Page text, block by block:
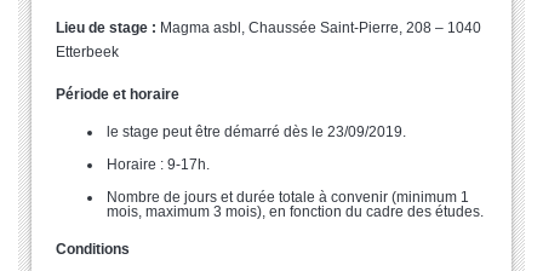
Lieu de stage : Magma asbl, Chaussée Saint-Pierre, 208 – 1040
Etterbeek
Période et horaire
le stage peut être démarré dès le 23/09/2019.
Horaire : 9-17h.
Nombre de jours et durée totale à convenir (minimum 1
mois, maximum 3 mois), en fonction du cadre des études.
Conditions